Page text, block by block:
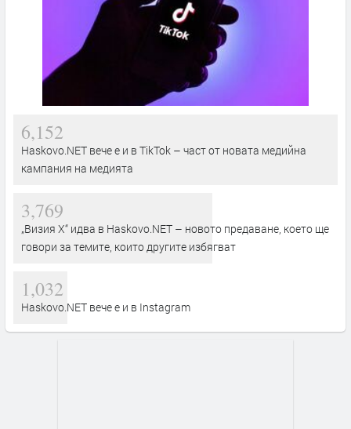
6,152
Haskovo.NET вече е и в TikTok – част от новата медийна
кампания на медията
3,769
„Визия Х“ идва в Haskovo.NET – новото предаване, което ще
говори за темите, които другите избягват
1,032
Haskovo.NET вече е и в Instagram